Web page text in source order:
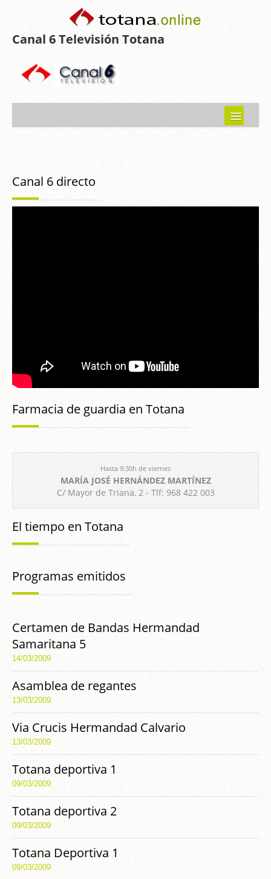
Canal 6 Televisión Totana
Programas emitidos
Programas emitidos
Certamen de Bandas Hermandad
Samaritana 5
14/03/2009
Asamblea de regantes
13/03/2009
Via Crucis Hermandad Calvario
13/03/2009
Totana deportiva 1
09/03/2009
Totana deportiva 2
09/03/2009
Totana Deportiva 1
09/03/2009
Canal 6 directo
Farmacia de guardia en Totana
Hasta 9:30h de viernes
MARÍA JOSÉ HERNÁNDEZ MARTÍNEZ
C/ Mayor de Triana, 2 - Tlf: 968 422 003
El tiempo en Totana